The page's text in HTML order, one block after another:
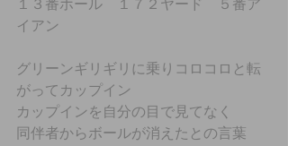
１３番ホール　１７２ヤード　５番ア
イアン
グリーンギリギリに乗りコロコロと転
がってカップイン
カップインを自分の目で見てなく
同伴者からボールが消えたとの言葉